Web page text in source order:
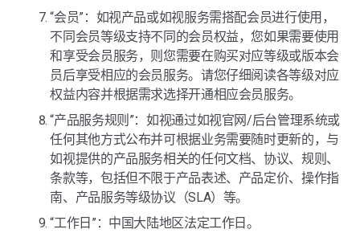
“会员”：如视产品或如视服务需搭配会员进行使用，
不同会员等级支持不同的会员权益，您如果需要使用
和享受会员服务，则您需要在购买对应等级或版本会
员后享受相应的会员服务。请您仔细阅读各等级对应
权益内容并根据需求选择开通相应会员服务。
“产品服务规则”：如视通过如视官网/后台管理系统或
任何其他方式公布并可根据业务需要随时更新的，与
如视提供的产品服务相关的任何文档、协议、规则、
条款等，包括但不限于产品表述、产品定价、操作指
南、产品服务等级协议（SLA）等。
“工作日”：中国大陆地区法定工作日。